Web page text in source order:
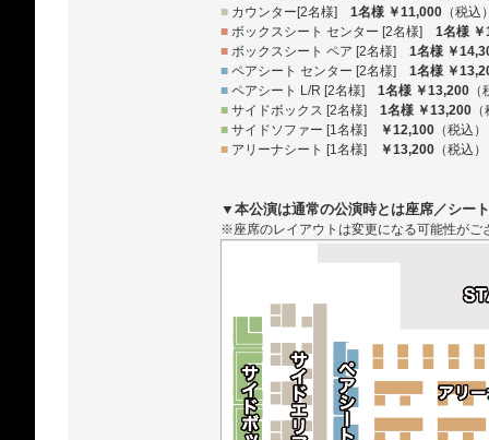
■ カウンター[2名様] 1名様 ￥11,000 （税込
■ ボックスシート センター [2名様] 1名様
■ ボックスシート ペア [2名様] 1名様 ￥
■ ペアシート センター [2名様] 1名様 ￥
■ ペアシート L/R [2名様] 1名様 ￥13,200
■ サイドボックス [2名様] 1名様 ￥13,200
■ サイドソファー [1名様] ￥12,100 （税込）
■ アリーナシート [1名様] ￥13,200 （税込）
▼本公演は通常の公演時とは座席／シー
※座席のレイアウトは変更になる可能性がご